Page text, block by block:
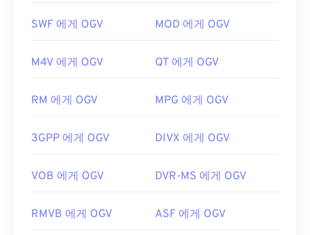
유용한 링크:
https://xiph.org/vorbis/
좋습니다. Microsoft Windows OS의Winamp
OS X의 Elmedia
도 좋은 선택입니다.
OGV는Windows Media Player및DirectShow
반이 아닌 경우에는 필터가 필요하지 않습니다.
개발자:
Xiph.Org Foundation
유용한 링크:
https://www.xiph.org/
SWF 에게 OGV MOD 에게 OGV
M4V 에게 OGV QT 에게 OGV
RM 에게 OGV MPG 에게 OGV
3GPP 에게 OGV DIVX 에게 OGV
VOB 에게 OGV DVR-MS 에게 OGV
RMVB 에게 OGV ASF 에게 OGV